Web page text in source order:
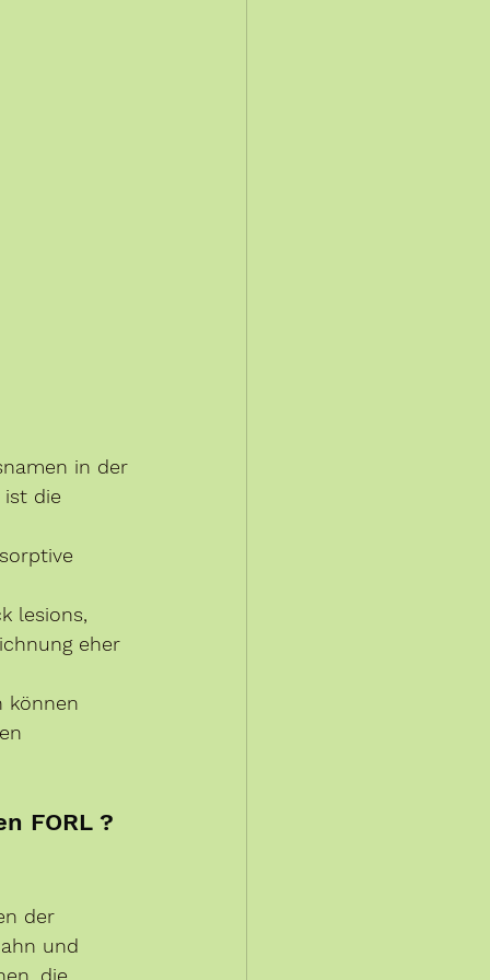
in der
ist die
lesions,
eher
können
FORL ?
der
und